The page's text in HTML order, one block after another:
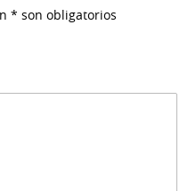
* son obligatorios